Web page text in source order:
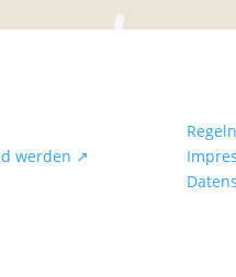
werden ↗
Regeln